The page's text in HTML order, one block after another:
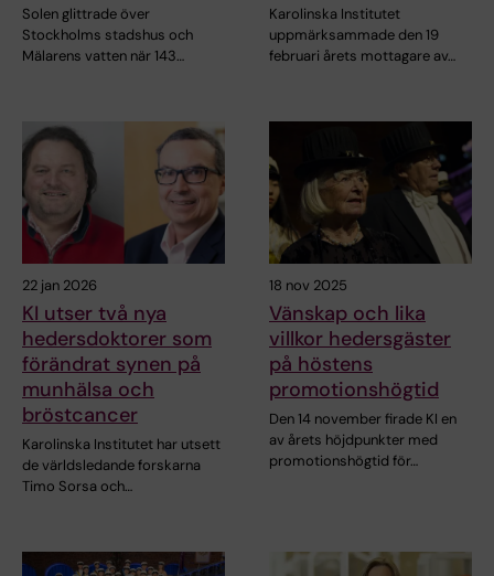
Solen glittrade över
Stockholms stadshus och
Mälarens vatten när 143…
Karolinska Institutet
uppmärksammade den 19
februari årets mottagare av…
22 jan 2026
KI utser två nya
hedersdoktorer som
förändrat synen på
munhälsa och
bröstcancer
Karolinska Institutet har utsett
de världsledande forskarna
Timo Sorsa och…
18 nov 2025
Vänskap och lika
villkor hedersgäster
på höstens
promotionshögtid
Den 14 november firade KI en
av årets höjdpunkter med
promotionshögtid för…